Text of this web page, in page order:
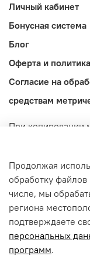
Личный кабинет
Бонусная система
Блог
Оферта и политика
Согласие на
средствам
При копировании
информационный
является
положениями
Российской
© 2022-2026 ekb-
ИП Попов Денис
ОГРНИП:
Продолжая
обработку
числе, мы
региона
подтверждаете
персональных
программ.